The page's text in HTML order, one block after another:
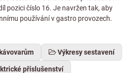
pozici číslo 16. Je navržen tak, aby
používání v gastro provozech.
Výkresy sestavení
příslušenství